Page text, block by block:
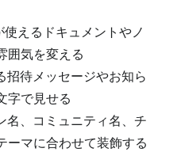
えるドキュメントやノ
囲気を変える
招待メッセージやお知ら
字で見せる
名、コミュニティ名、チ
ーマに合わせて装飾する